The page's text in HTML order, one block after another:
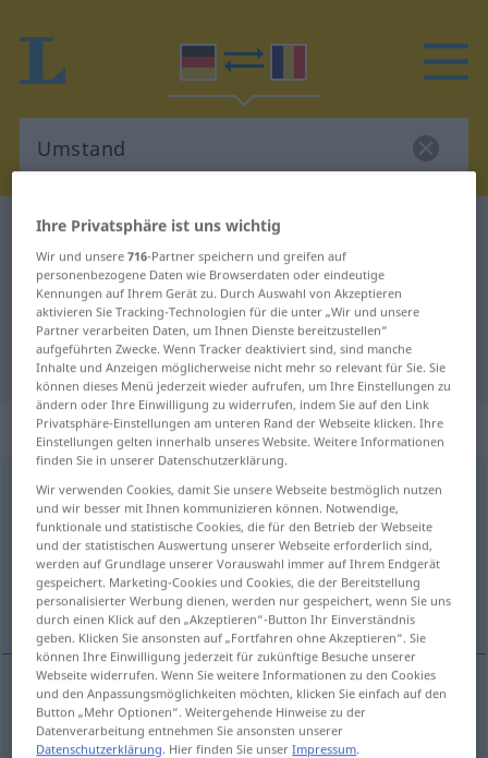
Deutsch-Rumänisch Wörterbuch
Deutsch-Rumänisch Übersetzung
für "Umstand"
"Umstand" Rumänisch Übersetzung
„Umstand“: Maskulinum
Umstandm
Übersicht aller Übersetzungen
(Für mehr Details die Übersetzung anklicken/antippen)
împrejurare
împrejuraref Umstand
Ihre Privatsphäre ist uns wichtig
Wir und unsere716-Partner speichern und greifen auf
personenbezogene Daten wie Browserdaten oder eindeutige
Kennungen auf Ihrem Gerät zu. Durch Auswahl von Akzeptieren
aktivieren Sie Tracking-Technologien für die unter „Wir und unsere
Partner verarbeiten Daten, um Ihnen Dienste bereitzustellen“
aufgeführten Zwecke. Wenn Tracker deaktiviert sind, sind manche
Inhalte und Anzeigen möglicherweise nicht mehr so relevant für Sie. Sie
können dieses Menü jederzeit wieder aufrufen, um Ihre Einstellungen zu
ändern oder Ihre Einwilligung zu widerrufen, indem Sie auf den Link
Privatsphäre-Einstellungen am unteren Rand der Webseite klicken. Ihre
Einstellungen gelten innerhalb unseres Website. Weitere Informationen
finden Sie in unserer Datenschutzerklärung.
Wir verwenden Cookies, damit Sie unsere Webseite bestmöglich nutzen
und wir besser mit Ihnen kommunizieren können. Notwendige,
funktionale und statistische Cookies, die für den Betrieb der Webseite
und der statistischen Auswertung unserer Webseite erforderlich sind,
werden auf Grundlage unserer Vorauswahl immer auf Ihrem Endgerät
gespeichert. Marketing-Cookies und Cookies, die der Bereitstellung
personalisierter Werbung dienen, werden nur gespeichert, wenn Sie uns
durch einen Klick auf den „Akzeptieren“-Button Ihr Einverständnis
geben. Klicken Sie ansonsten auf „Fortfahren ohne Akzeptieren“. Sie
können Ihre Einwilligung jederzeit für zukünftige Besuche unserer
Webseite widerrufen. Wenn Sie weitere Informationen zu den Cookies
und den Anpassungsmöglichkeiten möchten, klicken Sie einfach auf den
Button „Mehr Optionen“. Weitergehende Hinweise zu der
Datenverarbeitung entnehmen Sie ansonsten unserer
Datenschutzerklärung. Hier finden Sie unserImpressum.